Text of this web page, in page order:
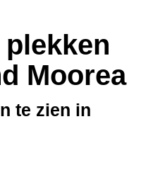
Moorea
te zien in